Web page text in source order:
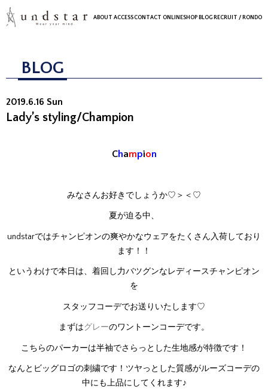
ABOUT ACCESSCONTACT ONLINESHOP BLOG RECRUIT / RONDO
BLOG
2019.6.16 Sun
Lady’s styling/Champion
Champion
みなさんお好きでしょうか♡＞＜♡
夏が迫る中、
undstarではチャンピオンの爽やかなウェアをたくさん入荷しており
ます！！
というわけで本日は、着回し力バツグンなレディースチャンピオン
を
スタッフコーデでお送りいたします♡
まずはグレーのワントーンコーデです。
こちらのパーカーは半袖でさらっとした生地感が特徴です！
なんとビッグロゴの刺繍です！ツヤっとした質感がルーズコーデの
中にも上品にしてくれます♪